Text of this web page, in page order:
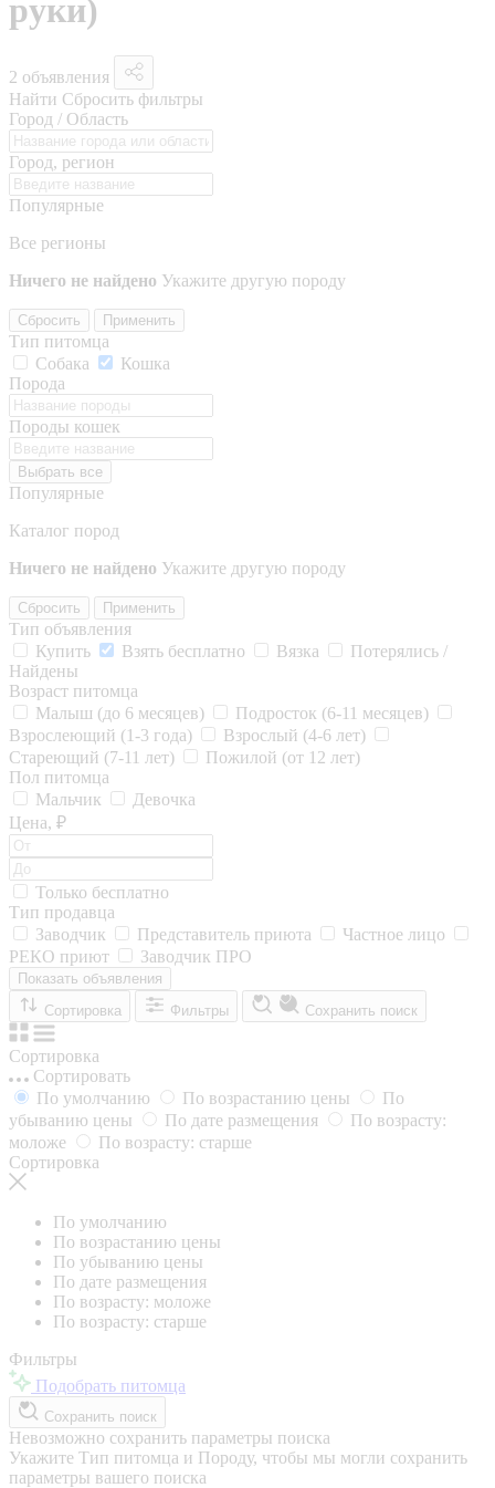
руки)
2 объявления
Найти Сбросить фильтры
Город / Область
Город, регион
Популярные
Все регионы
Ничего не найдено Укажите другую породу
Сбросить Применить
Тип питомца
Собака
Кошка
Порода
Породы кошек
Выбрать все
Популярные
Каталог пород
Ничего не найдено Укажите другую породу
Сбросить Применить
Тип объявления
Купить
Взять бесплатно Вязка
Потерялись /
Найдены
Возраст питомца
Малыш (до 6 месяцев)
Подросток (6-11 месяцев)
Взрослеющий (1-3 года)
Взрослый (4-6 лет)
Стареющий (7-11 лет)
Пожилой (от 12 лет)
Пол питомца
Мальчик
Девочка
Цена, ₽
Только бесплатно
Тип продавца
Заводчик
Представитель приюта
Частное лицо
РЕКО приют
Заводчик ПРО
Показать объявления
Сортировка
Фильтры Сохранить поиск
Сортировка
Сортировать
По умолчанию
По возрастанию цены
По
убыванию цены
По дате размещения
По возрасту:
моложе
По возрасту: старше
Сортировка
По умолчанию
По возрастанию цены
По убыванию цены
По дате размещения
По возрасту: моложе
По возрасту: старше
Фильтры
Подобрать питомца
Сохранить поиск
Невозможно сохранить параметры поиска
Укажите Тип питомца и Породу, чтобы мы могли сохранить
параметры вашего поиска